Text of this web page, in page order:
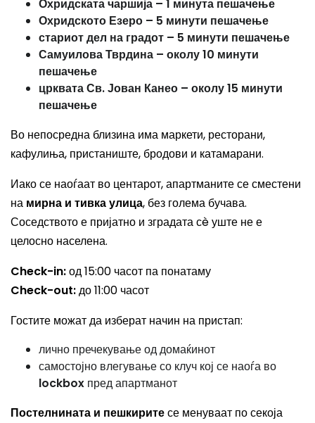
Охридската чаршија – 1 минута пешачење
Охридското Езеро – 5 минути пешачење
стариот дел на градот – 5 минути пешачење
Самуилова Тврдина – околу 10 минути
пешачење
црквата Св. Јован Канео – околу 15 минути
пешачење
Во непосредна близина има маркети, ресторани,
кафулиња, пристаниште, бродови и катамарани.
Иако се наоѓаат во центарот, апартманите се сместени
на мирна и тивка улица, без голема бучава.
Соседството е пријатно и зградата сè уште не е
целосно населена.
Check-in:од 15:00 часот па понатаму
Check-out:до 11:00 часот
Гостите можат да изберат начин на пристап:
лично пречекување од домаќинот
самостојно влегување со клуч кој се наоѓа во
lockbox пред апартманот
Постелнината и пешкиритесе менуваат по секоја